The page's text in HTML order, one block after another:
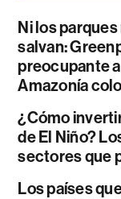
Ni los
salvan:
preocupante
Amazonía
¿Cómo
de El Niño?
sectores que
Los países